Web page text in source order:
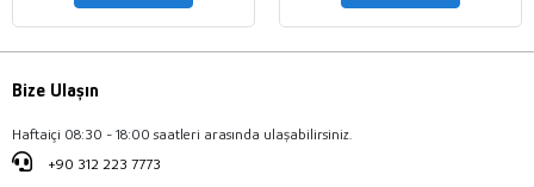
Bize Ulaşın
Haftaiçi 08:30 - 18:00 saatleri arasında ulaşabilirsiniz.
+90 312 223 7773